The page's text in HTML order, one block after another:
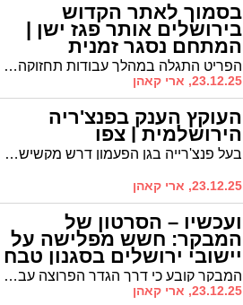
בסמוך לאתר הקדוש
בירושלים אותר פגז ישן |
המתחם נסגר זמנית
הפריט התגלה במהלך עבודות תחזוקה בגן הלאומי • האתר הקדוש בצפון ירושלים נסגר זמנית עד לסיום טיפול חבלני המשטרה
23.12.25, ארי קאהן
העוקץ הענק בפנצ'ריה
הירושלמית | צפו
בעל פנצ'רייה בגן הפעמון דרש מקשישים תשלומים מופרזים, זייף מסמכים ונטל כספים במרמה • הוגשה הצהרת תובע ומעצרו הוארך
23.12.25, ארי קאהן
ועכשיו – הסרטון של
המבקר: חשש מפלישה על
יישובי ירושלים בסגנון טבח
7 באוקטובר המבקר קובע כי דרך הגדר הפרוצה עברו המחבלים שביצעו את הפיגוע ברמות • בשל חשש לפגיעה בביטחון המדינה פורסם רק חלק מדו"ח מבקר המדינה על הפרצות בעוטף ירושלים
23.12.25, ארי קאהן